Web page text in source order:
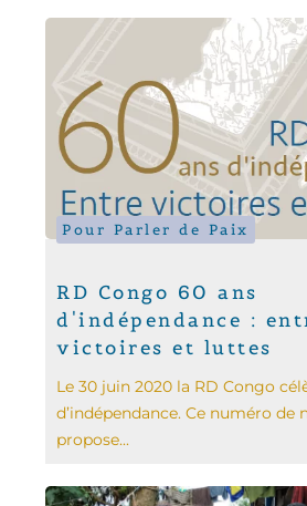
Pour Parler de Paix
RD Congo 60 ans
d'indépendance :
victoires et luttes
Le 30 juin 2020 la RD Congo
d’indépendance. Ce numéro
propose...